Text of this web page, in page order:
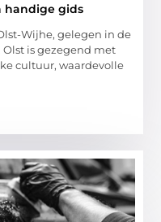
handige gids
Wijhe, gelegen in de
Olst is gezegend met
cultuur, waardevolle